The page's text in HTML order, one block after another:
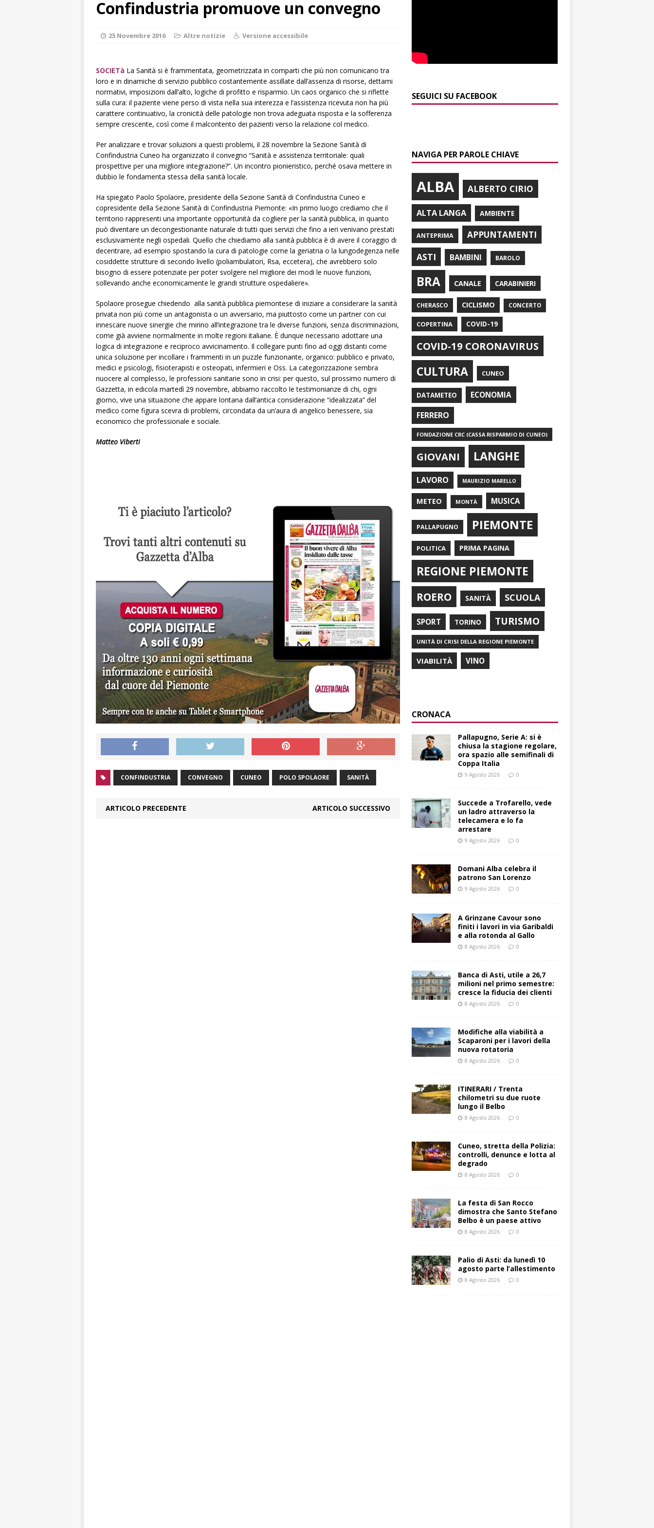
[ 8 Agosto 2026 ] Modifiche alla viabilità a Scaparoni per i lavori della nuova
[ 8 Agosto 2026 ] ITINERARI / Trenta chilometri su due ruote lungo il Belbo
[ 8 Agosto 2026 ] Cuneo, stretta della Polizia: controlli, denunce e lotta al
degrado
CRONACA
[ 8 Agosto 2026 ] La festa di San Rocco dimostra che Santo Stefano Belbo è un
paese attivo
LANGHE
lo fa arrestare
CRONACA
Confindustria promuove un convegno
25 Novembre 2016 Altre notizie Versione accessibile
SOCIETà La Sanità si è frammentata, geometrizzata in comparti che più non comunicano tra
loro e in dinamiche di servizio pubblico costantemente assillate dall’assenza di risorse, dettami
normativi, imposizioni dall’alto, logiche di profitto e risparmio. Un caos organico che si riflette
sulla cura: il paziente viene perso di vista nella sua interezza e l’assistenza ricevuta non ha più
carattere continuativo, la cronicità delle patologie non trova adeguata risposta e la sofferenza
sempre crescente, così come il malcontento dei pazienti verso la relazione col medico.
Per analizzare e trovar soluzioni a questi problemi, il 28 novembre la Sezione Sanità di
Confindustria Cuneo ha organizzato il convegno “Sanità e assistenza territoriale: quali
prospettive per una migliore integrazione?”. Un incontro pionieristico, perché osava mettere in
dubbio le fondamenta stessa della sanità locale.
Ha spiegato Paolo Spolaore, presidente della Sezione Sanità di Confindustria Cuneo e
copresidente della Sezione Sanità di Confindustria Piemonte: «In primo luogo crediamo che il
territorio rappresenti una importante opportunità da cogliere per la sanità pubblica, in quanto
può diventare un decongestionante naturale di tutti quei servizi che fino a ieri venivano prestati
esclusivamente negli ospedali. Quello che chiediamo alla sanità pubblica è di avere il coraggio di
decentrare, ad esempio spostando la cura di patologie come la geriatria o la lungodegenza nelle
cosiddette strutture di secondo livello (poliambulatori, Rsa, eccetera), che avrebbero solo
bisogno di essere potenziate per poter svolgere nel migliore dei modi le nuove funzioni,
sollevando anche economicamente le grandi strutture ospedaliere».
Spolaore prosegue chiedendo alla sanità pubblica piemontese di iniziare a considerare la sanità
privata non più come un antagonista o un avversario, ma piuttosto come un partner con cui
innescare nuove sinergie che mirino all’integrazione tra le diverse funzioni, senza discriminazioni,
come già avviene normalmente in molte regioni italiane. È dunque necessario adottare una
logica di integrazione e reciproco avvicinamento. Il collegare punti fino ad oggi distanti come
unica soluzione per incollare i frammenti in un puzzle funzionante, organico: pubblico e privato,
medici e psicologi, fisioterapisti e osteopati, infermieri e Oss. La categorizzazione sembra
nuocere al complesso, le professioni sanitarie sono in crisi: per questo, sul prossimo numero di
Gazzetta, in edicola martedì 29 novembre, abbiamo raccolto le testimonianze di chi, ogni
giorno, vive una situazione che appare lontana dall’antica considerazione “idealizzata” del
medico come figura scevra di problemi, circondata da un’aura di angelico benessere, sia
economico che professionale e sociale.
Matteo Viberti
CONFINDUSTRIA CONVEGNO CUNEO POLO SPOLAORE SANITÀ
ARTICOLO PRECEDENTE ARTICOLO SUCCESSIVO
SEGUICI SU FACEBOOK
NAVIGA PER PAROLE CHIAVE
ALBA ALBERTO CIRIO
ALTA LANGA AMBIENTE
ANTEPRIMA
APPUNTAMENTI
ASTI
BAMBINI BAROLO
BRA CANALE CARABINIERI
CHERASCO CICLISMO CONCERTO
COPERTINA COVID-19
COVID-19 CORONAVIRUS
CULTURA CUNEO
DATAMETEO ECONOMIA
FERRERO
FONDAZIONE CRC (CASSA RISPARMIO DI CUNEO)
GIOVANI LANGHE
LAVORO MAURIZIO MARELLO
METEO MONTÀ MUSICA
PALLAPUGNO PIEMONTE
POLITICA PRIMA PAGINA
REGIONE PIEMONTE
ROERO SANITÀ SCUOLA
SPORT TORINO TURISMO
UNITÀ DI CRISI DELLA REGIONE PIEMONTE
VIABILITÀ VINO
CRONACA
Pallapugno, Serie A: si è
chiusa la stagione regolare,
ora spazio alle semifinali di
Coppa Italia
9 Agosto 2026 0
Succede a Trofarello, vede
un ladro attraverso la
telecamera e lo fa
arrestare
9 Agosto 2026 0
Domani Alba celebra il
patrono San Lorenzo
9 Agosto 2026 0
A Grinzane Cavour sono
finiti i lavori in via Garibaldi
e alla rotonda al Gallo
8 Agosto 2026 0
Banca di Asti, utile a 26,7
milioni nel primo semestre:
cresce la fiducia dei clienti
8 Agosto 2026 0
Modifiche alla viabilità a
Scaparoni per i lavori della
nuova rotatoria
8 Agosto 2026 0
ITINERARI / Trenta
chilometri su due ruote
lungo il Belbo
8 Agosto 2026 0
Cuneo, stretta della Polizia:
controlli, denunce e lotta al
degrado
8 Agosto 2026 0
La festa di San Rocco
dimostra che Santo Stefano
Belbo è un paese attivo
8 Agosto 2026 0
Palio di Asti: da lunedì 10
agosto parte l’allestimento
8 Agosto 2026 0